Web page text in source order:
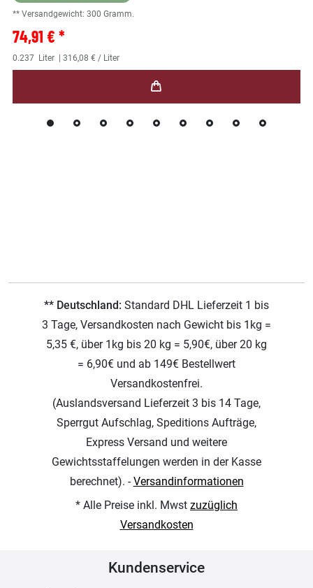
** Versandgewicht: 300 Gramm.
74,91 € *
0.237 Liter | 316,08 € / Liter
** Deutschland: Standard DHL Lieferzeit 1 bis
3 Tage, Versandkosten nach Gewicht bis 1kg =
5,35 €, über 1kg bis 20 kg = 5,90€, über 20 kg
= 6,90€ und ab 149€ Bestellwert
Versandkostenfrei.
(Auslandsversand Lieferzeit 3 bis 14 Tage,
Sperrgut Aufschlag, Speditions Aufträge,
Express Versand und weitere
Gewichtsstaffelungen werden in der Kasse
berechnet). -Versandinformationen
* Alle Preise inkl. Mwst zuzüglich
Versandkosten
Kundenservice